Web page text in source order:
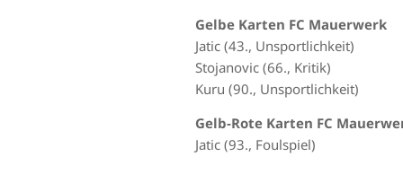
Gelbe Karten FC Mauerwerk
Jatic (43., Unsportlichkeit)
Stojanovic (66., Kritik)
Kuru (90., Unsportlichkeit)
Gelb-Rote Karten FC
Jatic (93., Foulspiel)